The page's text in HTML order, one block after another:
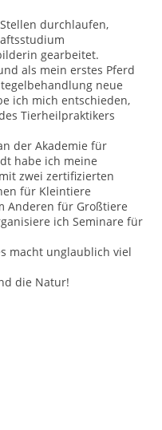
durchlaufen,
gearbeitet.
als mein erstes Pferd
neue
ich mich entschieden,
Tierheilpraktikers
der Akademie für
habe ich meine
zwei zertifizierten
für Kleintiere
Anderen für Großtiere
ich Seminare für
macht unglaublich viel
die Natur!